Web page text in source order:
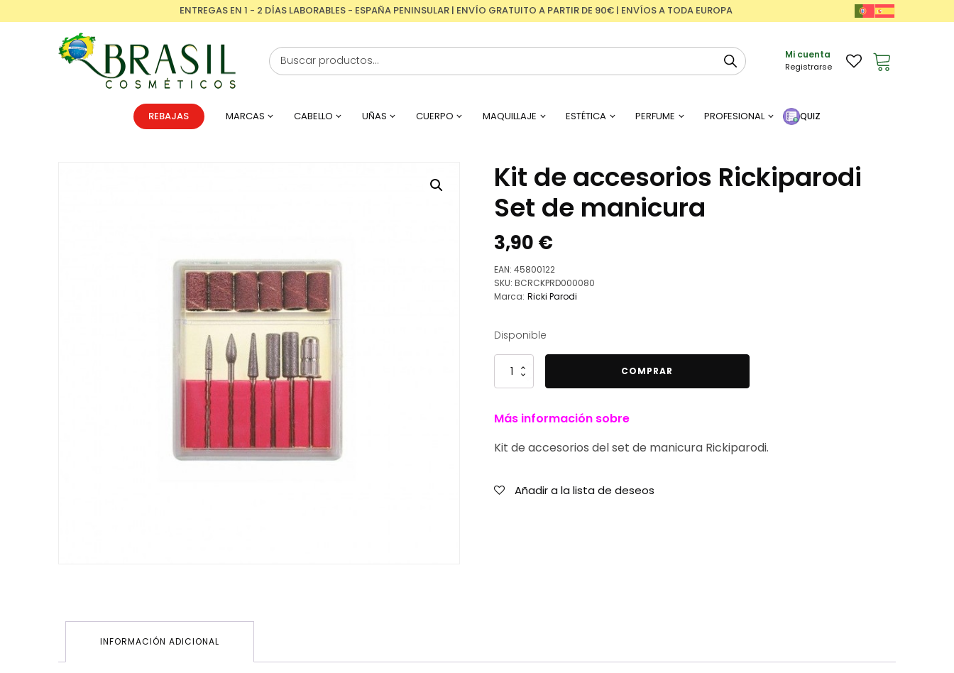
ENTREGAS EN 1 - 2 DÍAS LABORABLES - ESPAÑA PENINSULAR | ENVÍO GRATUITO A PARTIR DE 90€ | ENVÍOS A TODA EUROPA
Mi cuenta
Registrarse
REBAJAS MARCAS CABELLO UÑAS CUERPO MAQUILLAJE ESTÉTICA PERFUME PROFESIONAL QUIZ
Kit de accesorios Rickiparodi
Set de manicura
3,90 €
EAN: 45800122
SKU: BCRCKPRD000080
Marca: Ricki Parodi
Disponible
de
Rickiparodi
de
cantidad
COMPRAR
Más información sobre
Kit de accesorios del set de manicura Rickiparodi.
Añadir a la lista de deseos
INFORMACIÓN ADICIONAL